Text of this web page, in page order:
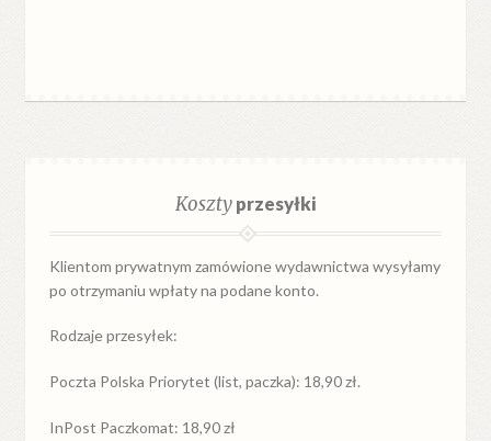
Kosztyprzesyłki
Klientom prywatnym zamówione wydawnictwa wysyłamy
po otrzymaniu wpłaty na podane konto.
Rodzaje przesyłek:
Poczta Polska Priorytet (list, paczka): 18,90 zł.
InPost Paczkomat: 18,90 zł